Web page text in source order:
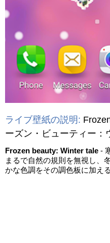
ライブ壁紙の説明:
ーズン・ビューティー：
Frozen beauty: Winter tale -
まるで自然の規則を無視し、
かな色調をその調色板に加え